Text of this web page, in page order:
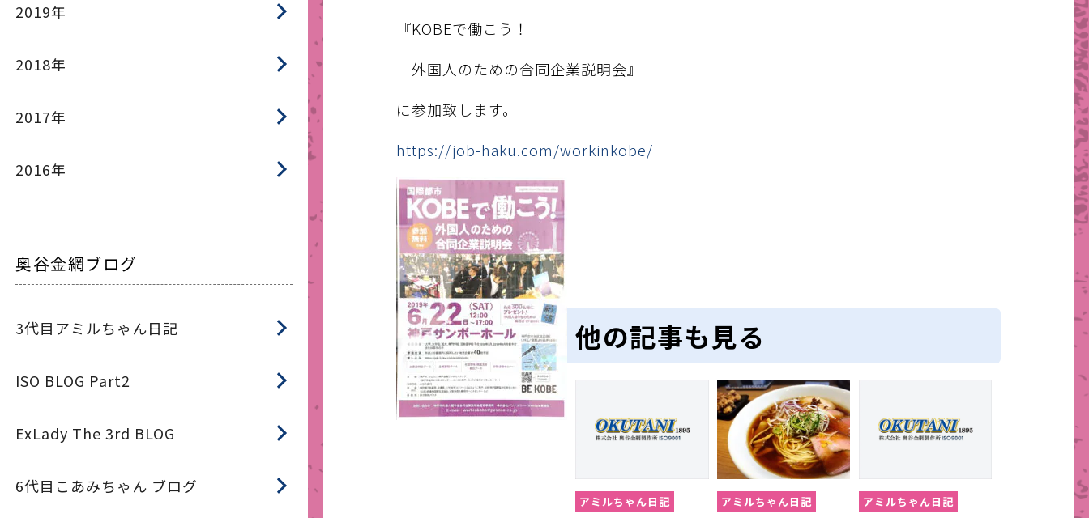
2019年
2018年
2017年
2016年
奥谷金網ブログ
3代目アミルちゃん日記
ISO BLOG Part2
ExLady The 3rd BLOG
6代目こあみちゃん ブログ
『KOBEで働こう！
外国人のための合同企業説明会』
に参加致します。
https://job-haku.com/workinkobe/
他の記事も見る
アミルちゃん日記 アミルちゃん日記 アミルちゃん日記